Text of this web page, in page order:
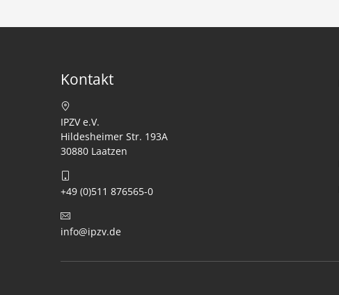
Kontakt
IPZV e.V.
Hildesheimer Str. 193A
30880 Laatzen
+49 (0)511 876565-0
info@ipzv.de